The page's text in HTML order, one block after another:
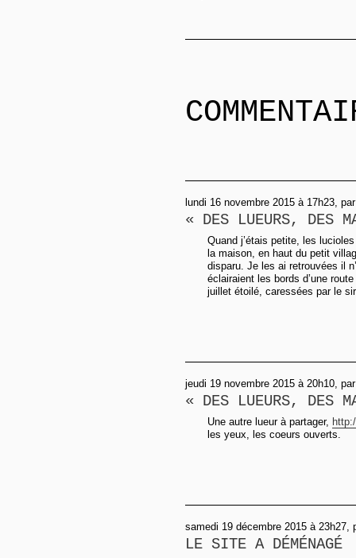
lundi 16 novembre 2015 à 17h23,
« DES LUEURS, DES
Quand j’étais petite, les
la maison, en haut du petit
disparu. Je les ai retrouvées il
éclairaient les bords d’une
juillet étoilé, caressées par le
jeudi 19 novembre 2015 à 20h10,
« DES LUEURS, DES
Une autre lueur à partager,
les yeux, les coeurs ouverts.
samedi 19 décembre 2015 à 23h27,
LE SITE A DÉMÉNAGÉ